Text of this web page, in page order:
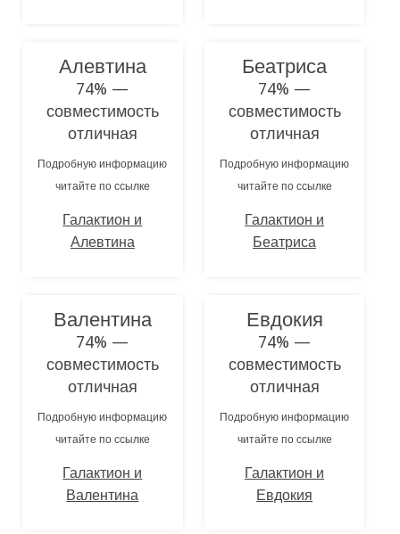
Алевтина
74% —
совместимость
отличная
Подробную информацию
читайте по ссылке
Галактион и
Алевтина
Беатриса
74% —
совместимость
отличная
Подробную информацию
читайте по ссылке
Галактион и
Беатриса
Валентина
74% —
совместимость
отличная
Подробную информацию
читайте по ссылке
Галактион и
Валентина
Евдокия
74% —
совместимость
отличная
Подробную информацию
читайте по ссылке
Галактион и
Евдокия